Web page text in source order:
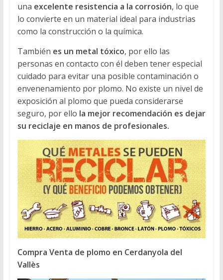
una excelente resistencia a la corrosión, lo que
lo convierte en un material ideal para industrias
como la construcción o la química.
También es un metal tóxico, por ello las
personas en contacto con él deben tener especial
cuidado para evitar una posible contaminación o
envenenamiento por plomo. No existe un nivel de
exposición al plomo que pueda considerarse
seguro, por ello la mejor recomendación es dejar
su reciclaje en manos de profesionales.
Compra Venta de plomo en Cerdanyola del
Vallès